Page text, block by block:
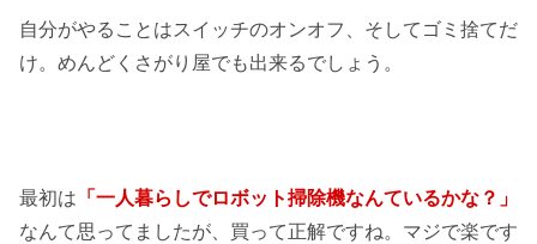
自分がやることはスイッチのオンオフ、そしてゴミ捨てだ
け。めんどくさがり屋でも出来るでしょう。
最初は 「一人暮らしでロボット掃除機なんているかな？」
なんて思ってましたが、買って正解ですね。マジで楽です